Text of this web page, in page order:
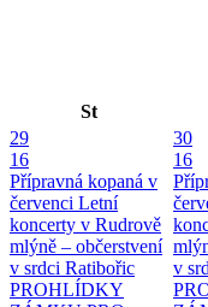
St
29
16
Přípravná kopaná v
červenci Letní
koncerty v Rudrově
mlýně – občerstvení
v srdci Ratibořic
PROHLÍDKY
30
16
v